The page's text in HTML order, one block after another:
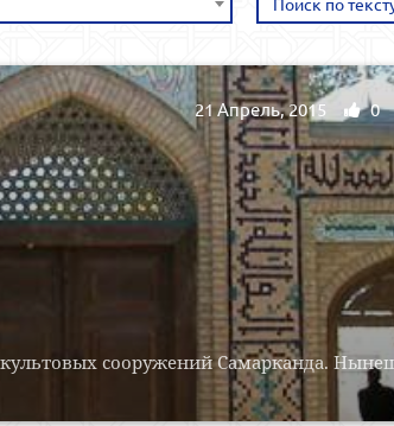
сооружений Самарканда.
21 Апрель, 2015 0